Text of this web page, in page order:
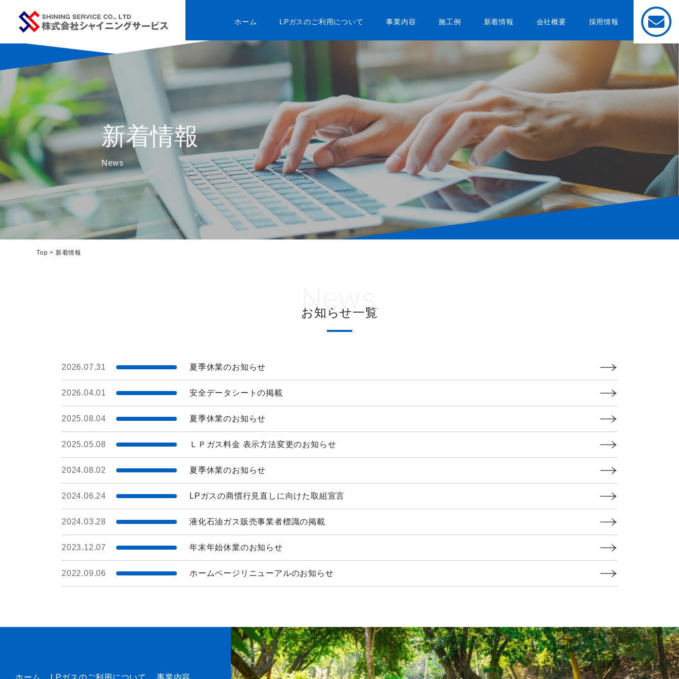
ホーム LPガスのご利用について 事業内容 施工例 新着情報 会社概要 採用情報
新着情報
News
Top > 新着情報
お知らせ一覧
News
2026.07.31 夏季休業のお知らせ
2026.04.01 安全データシートの掲載
2025.08.04 夏季休業のお知らせ
2025.05.08 ＬＰガス料金 表示方法変更のお知らせ
2024.08.02 夏季休業のお知らせ
2024.06.24 LPガスの商慣行見直しに向けた取組宣言
2024.03.28 液化⽯油ガス販売事業者標識の掲載
2023.12.07 年末年始休業のお知らせ
2022.09.06 ホームページリニューアルのお知らせ
ホーム LPガスのご利用について 事業内容